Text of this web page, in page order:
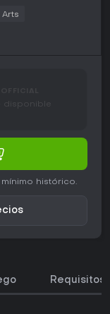
disponible
histórico.
Requisitos